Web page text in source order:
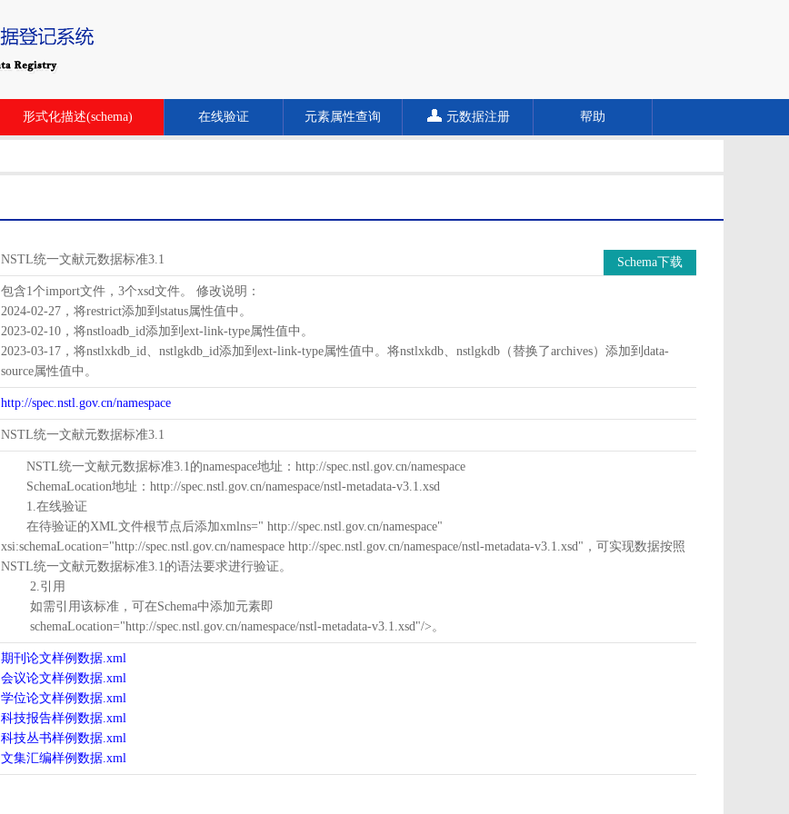
形式化描述(schema) 在线验证 元素属性查询 元数据注册 帮助
NSTL统一文献元数据标准3.1 Schema下载
包含1个import文件，3个xsd文件。 修改说明：
2024-02-27，将restrict添加到status属性值中。
2023-02-10，将nstloadb_id添加到ext-link-type属性值中。
2023-03-17，将nstlxkdb_id、nstlgkdb_id添加到ext-link-type属性值中。将nstlxkdb、nstlgkdb（替换了archives）添加到data-
source属性值中。
http://spec.nstl.gov.cn/namespace
NSTL统一文献元数据标准3.1
NSTL统一文献元数据标准3.1的namespace地址：http://spec.nstl.gov.cn/namespace
SchemaLocation地址：http://spec.nstl.gov.cn/namespace/nstl-metadata-v3.1.xsd
1.在线验证
在待验证的XML文件根节点后添加xmlns=" http://spec.nstl.gov.cn/namespace"
xsi:schemaLocation="http://spec.nstl.gov.cn/namespace http://spec.nstl.gov.cn/namespace/nstl-metadata-v3.1.xsd"，可实现数据按照
NSTL统一文献元数据标准3.1的语法要求进行验证。
2.引用
如需引用该标准，可在Schema中添加元素即
schemaLocation="http://spec.nstl.gov.cn/namespace/nstl-metadata-v3.1.xsd"/>。
期刊论文样例数据.xml
会议论文样例数据.xml
学位论文样例数据.xml
科技报告样例数据.xml
科技丛书样例数据.xml
文集汇编样例数据.xml